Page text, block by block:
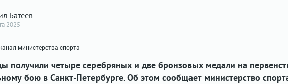
Батеев
2025
министерства спорта
получили четыре серебряных и две бронзовых медали на
бою в Санкт-Петербурге. Об этом сообщает министерство